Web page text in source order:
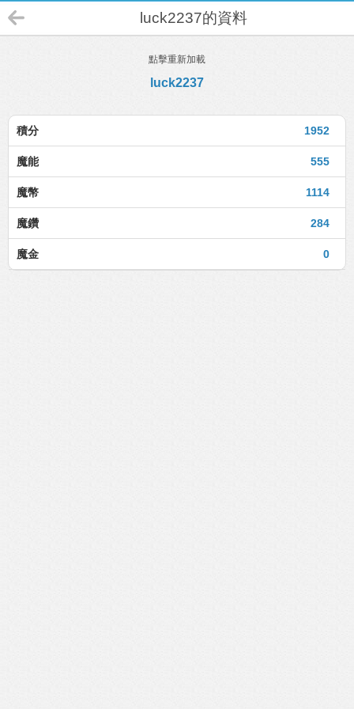
luck2237的資料
點擊重新加載
luck2237
1952
積分
555
魔能
1114
魔幣
284
魔鑽
0
魔金